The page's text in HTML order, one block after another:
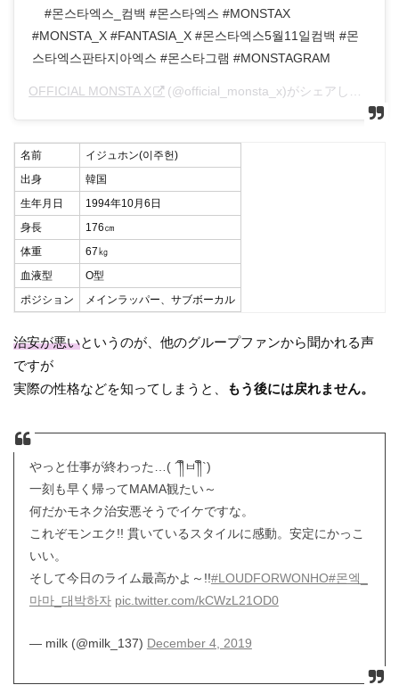
⠀ #몬스타엑스_컴백 #몬스타엑스 #MONSTAX
#MONSTA_X #FANTASIA_X #몬스타엑스5월11일컴백 #몬
스타엑스판타지아엑스 #몬스타그램 #MONSTAGRAM
OFFICIAL MONSTA X (@official_monsta_x)がシェアした投稿 –
名前
イジュホン(이주헌)
出身
韓国
生年月日
1994年10月6日
身長
176㎝
体重
67㎏
血液型
O型
ポジション
メインラッパー、サブボーカル
治安が悪いというのが、他のグループファンから聞かれる声
ですが
実際の性格などを知ってしまうと、
もう後には戻れません。
やっと仕事が終わった…( ´༎ຶㅂ༎ຶ`)
一刻も早く帰ってMAMA観たい～
何だかモネク治安悪そうでイケですな。
これぞモンエク!! 貫いているスタイルに感動。安定にかっこ
いい。
そして今日のライム最高かよ～!!#LOUDFORWONHO#몬엑_
마마_대박하자 pic.twitter.com/kCWzL21OD0
— milk (@milk_137) December 4, 2019